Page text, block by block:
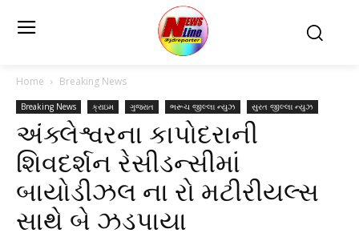
Home Breaking News
Breaking News ક્રાઇમ ગુજરાત ભરૂચ જીલ્લા ન્યુઝ સુરત જીલ્લા ન્યુઝ
અંક્લેશ્વરના કાપોદરાની
શિવદર્શન રેસીડન્સીમાં
બાયોડીઝલ ના રો મટીરીયલ્સ
સાથે બે ઝડપાયા